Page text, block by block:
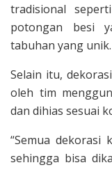
tradisional
potongan besi
tabuhan yang unik.
Selain itu,
oleh tim
dan dihias sesuai
“Semua dekorasi
sehingga bisa